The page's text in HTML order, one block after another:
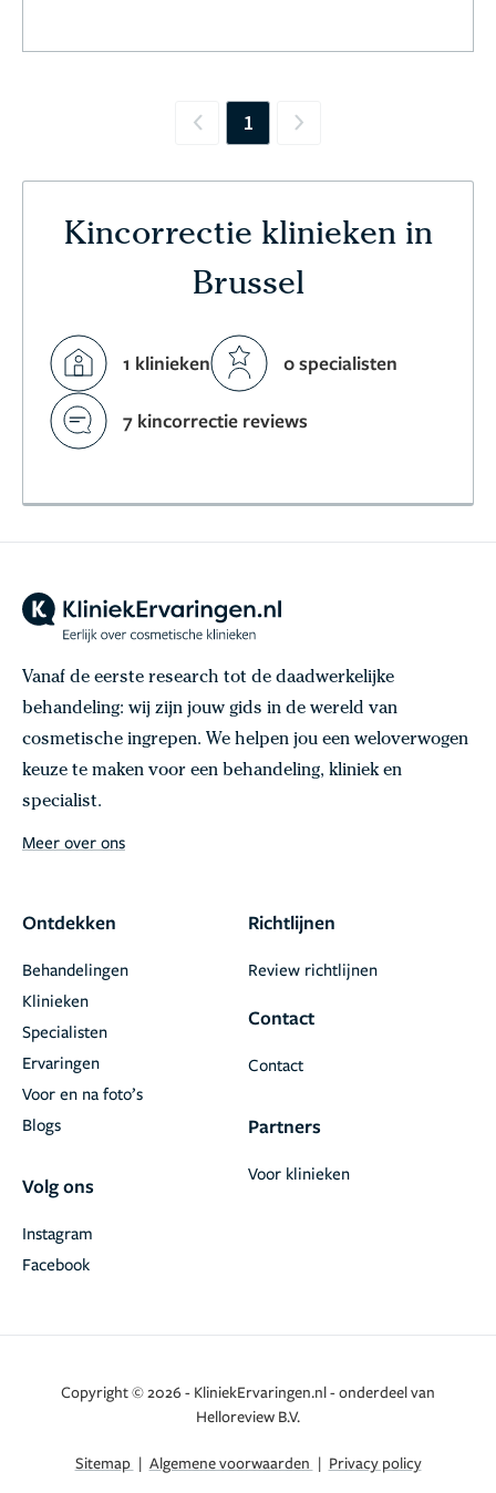
Previous
1 Next
Kincorrectie klinieken in
Brussel
1 klinieken 0 specialisten
7 kincorrectie reviews
Vanaf de eerste research tot de daadwerkelijke
behandeling: wij zijn jouw gids in de wereld van
cosmetische ingrepen. We helpen jou een weloverwogen
keuze te maken voor een behandeling, kliniek en
specialist.
Meer over ons
Ontdekken
Behandelingen
Klinieken
Specialisten
Ervaringen
Voor en na foto’s
Blogs
Volg ons
Facebook
Instagram
Richtlijnen
Review richtlijnen
Contact
Contact
Partners
Voor klinieken
Copyright © 2026 - KliniekErvaringen.nl - onderdeel van
Helloreview B.V.
Sitemap | Algemene voorwaarden | Privacy policy